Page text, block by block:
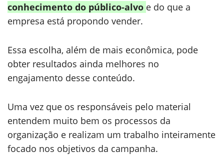
conhecimento do público-alvo e do que a
empresa está propondo vender.
Essa escolha, além de mais econômica, pode
obter resultados ainda melhores no
engajamento desse conteúdo.
Uma vez que os responsáveis pelo material
entendem muito bem os processos da
organização e realizam um trabalho inteiramente
focado nos objetivos da campanha.